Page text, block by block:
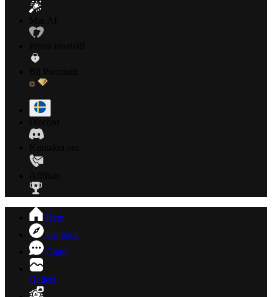
Hem
Upptäck
Chatt
Galleri